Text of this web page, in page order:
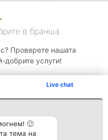
Live chat
🙂
тема на
в бранша.
Проверете нашата
добрите услуги!